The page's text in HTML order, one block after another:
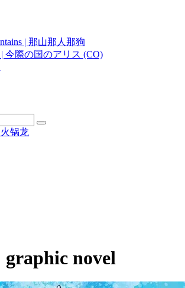
| 那山那人那狗
| 今際の国のアリス (CO)
graphic novel